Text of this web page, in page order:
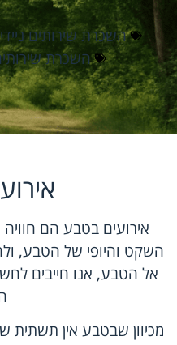
השכרת שירותים
השכרת
אירועים בטבע הם
השקט והיופי של הטבע,
אל הטבע, אנו חייבים
מכיוון שבטבע אין תשתית